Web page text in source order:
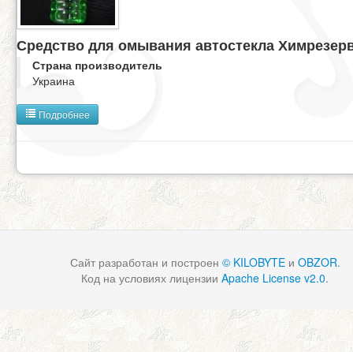
Средство для омывания автостекла
Страна производитель
Украина
Подробнее
Сайт разработан и построен © KILOBYTEи OBZOR.
Код на условиях лицензии Apache License v2.0.